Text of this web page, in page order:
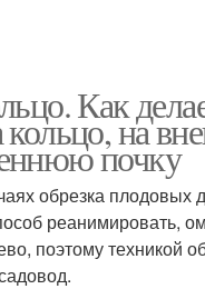
Как
кольцо, на
почку
обрезка плодовых
реанимировать,
поэтому техникой